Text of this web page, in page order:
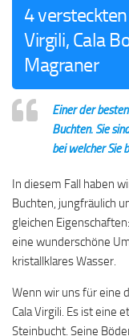
4
Virgili, Cala
Magraner
Einer der
Buchten. Sie
bei welcher Sie
In diesem Fall haben
Buchten, jungfräulich
gleichen
eine wunderschöne
kristallklares Wasser.
Wenn wir uns für eine
Cala Virgili. Es ist eine
Steinbucht. Seine